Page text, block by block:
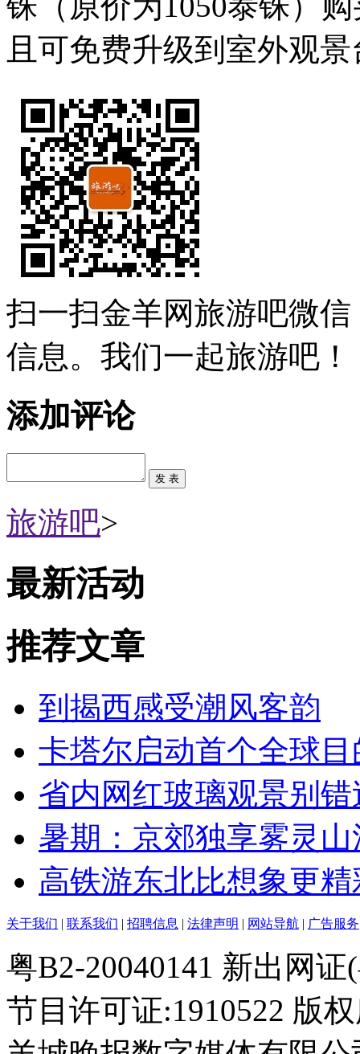
且可免费升级到室外观
扫一扫金羊网旅游吧微
信息。我们一起旅游吧！
添加评论
旅游吧>
最新活动
推荐文章
到揭西感受潮风客韵
卡塔尔启动首个全球
省内网红玻璃观景别错
暑期：京郊独享雾灵
高铁游东北比想象更精
关于我们 | 联系我们 | 招聘信息 | 法律声明 | 网站导航 | 广告服务
粤B2-20040141 新出网
节目许可证:1910522 版